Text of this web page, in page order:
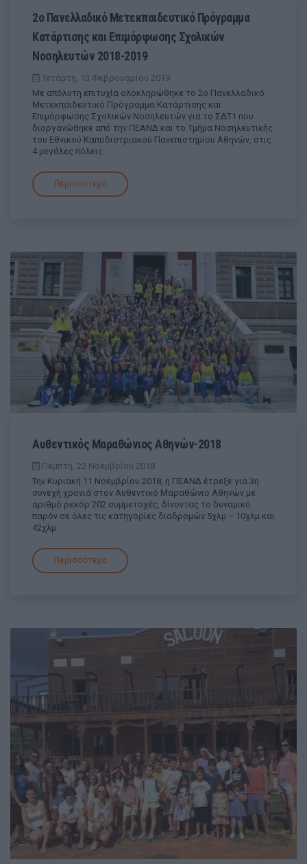
2ο Πανελλαδικό Μετεκπαιδευτικό Πρόγραμμα
Κατάρτισης και Επιμόρφωσης Σχολικών
Νοσηλευτών 2018-2019
Τετάρτη, 13 Φεβρουαρίου 2019
Με απόλυτη επιτυχία ολοκληρώθηκε το 2ο Πανελλαδικό
Μετεκπαιδευτικό Πρόγραμμα Κατάρτισης και
Επιμόρφωσης Σχολικών Νοσηλευτών για το ΣΔΤ1 που
διοργανώθηκε από την ΠΕΑΝΔ και το Τμήμα Νοσηλευτικής
του Εθνικού Καποδιστριακού Πανεπιστημίου Αθηνών, στις
4 μεγάλες πόλεις.
Περισσότερα
Αυθεντικός Μαραθώνιος Αθηνών-2018
Πέμπτη, 22 Νοεμβρίου 2018
Την Κυριακή 11 Νοεμβρίου 2018, η ΠΕΑΝΔ έτρεξε για 3η
συνεχή χρονιά στον Αυθεντικό Μαραθώνιο Αθηνών με
αριθμό ρεκόρ 202 συμμετοχές, δίνοντας το δυναμικό
παρόν σε όλες τις κατηγορίες διαδρομών 5χλμ – 10χλμ και
42χλμ.
Περισσότερα